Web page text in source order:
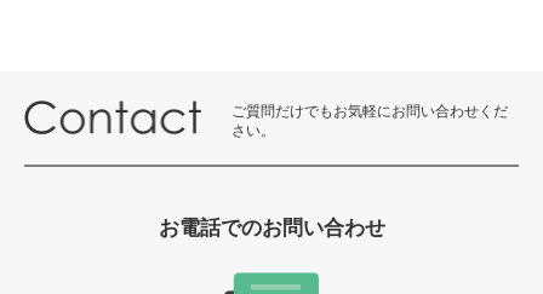
ご質問だけでもお気軽にお問い合わせくだ
さい。
お電話でのお問い合わせ